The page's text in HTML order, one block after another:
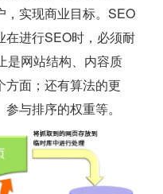
，实现商业目标。SEO
在进行SEO时，必须耐
是网站结构、内容质
方面；还有算法的更
与排序的权重等。